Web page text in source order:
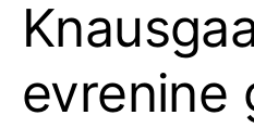
evrenine